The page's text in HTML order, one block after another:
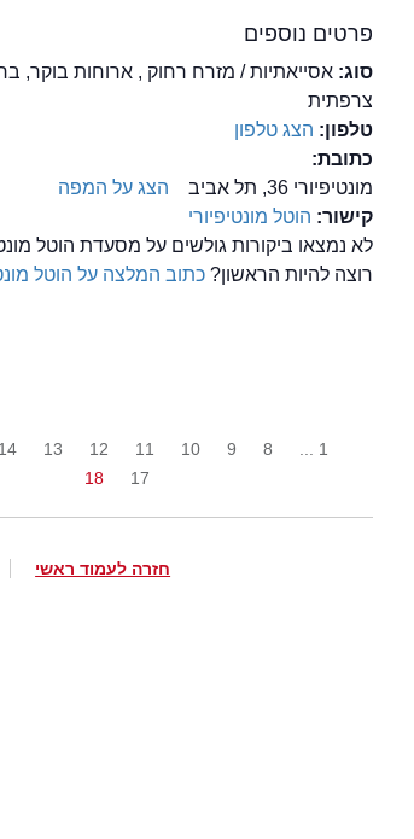
פרטים נוספים
סוג:אסייאתיות / מזרח רחוק , ארוחות בוקר,
צרפתית
טלפון: הצג טלפון
כתובת:
מונטיפיורי 36, תל אביב
הצג על המפה
קישור: הוטל מונטיפיורי
לא נמצאו ביקורות גולשים על מסעדת הוטל
רוצה להיות הראשון?כתוב המלצה על הוטל
1 ...
8
9
10
11
12
13
14
17
18
חזרה לעמוד ראשי